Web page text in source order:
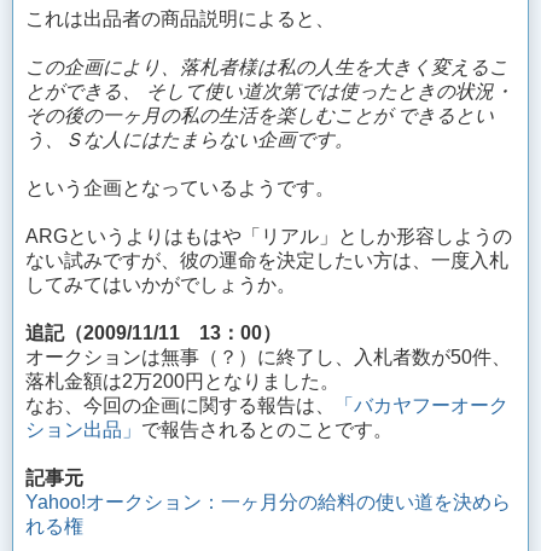
これは出品者の商品説明によると、
この企画により、落札者様は私の人生を大きく変えるこ
とができる、
そして使い道次第では使ったときの状況・
その後の一ヶ月の私の生活を楽しむことが できるとい
う、Ｓな人にはたまらない企画です。
という企画となっているようです。
ARGというよりはもはや「リアル」としか形容しようの
ない試みですが、彼の運命を決定したい方は、一度入札
してみてはいかがでしょうか。
追記（2009/11/11 13：00）
オークションは無事（？）に終了し、入札者数が50件、
落札金額は2万200円となりました。
なお、今回の企画に関する報告は、
「バカヤフーオーク
ション出品」 で報告されるとのことです。
記事元
Yahoo!オークション：一ヶ月分の給料の使い道を決めら
れる権